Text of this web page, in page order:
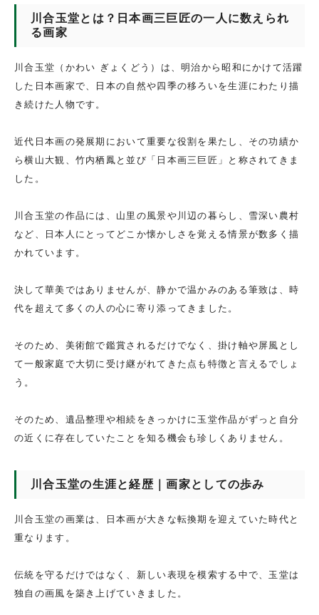
川合玉堂とは？日本画三巨匠の一人に数えられ
る画家
川合玉堂（かわい ぎょくどう）は、明治から昭和にかけて活躍
した日本画家で、日本の自然や四季の移ろいを生涯にわたり描
き続けた人物です。
近代日本画の発展期において重要な役割を果たし、その功績か
ら横山大観、竹内栖鳳と並び「日本画三巨匠」と称されてきま
した。
川合玉堂の作品には、山里の風景や川辺の暮らし、雪深い農村
など、日本人にとってどこか懐かしさを覚える情景が数多く描
かれています。
決して華美ではありませんが、静かで温かみのある筆致は、時
代を超えて多くの人の心に寄り添ってきました。
そのため、美術館で鑑賞されるだけでなく、掛け軸や屏風とし
て一般家庭で大切に受け継がれてきた点も特徴と言えるでしょ
う。
そのため、遺品整理や相続をきっかけに玉堂作品がずっと自分
の近くに存在していたことを知る機会も珍しくありません。
川合玉堂の生涯と経歴｜画家としての歩み
川合玉堂の画業は、日本画が大きな転換期を迎えていた時代と
重なります。
伝統を守るだけではなく、新しい表現を模索する中で、玉堂は
独自の画風を築き上げていきました。